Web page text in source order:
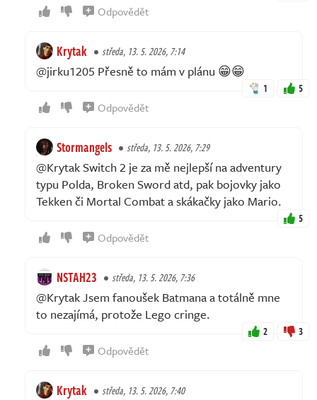
Odpovědět
Krytak středa, 13. 5. 2026, 7:14
@jirku1205 Přesně to mám v plánu 😁😁
1 5
Odpovědět
Stormangels středa, 13. 5. 2026, 7:29
@Krytak Switch 2 je za mě nejlepší na adventury
typu Polda, Broken Sword atd, pak bojovky jako
Tekken či Mortal Combat a skákačky jako Mario.
5
Odpovědět
NSTAH23 středa, 13. 5. 2026, 7:36
@Krytak Jsem fanoušek Batmana a totálně mne
to nezajímá, protože Lego cringe.
2 3
Odpovědět
Krytak středa, 13. 5. 2026, 7:40